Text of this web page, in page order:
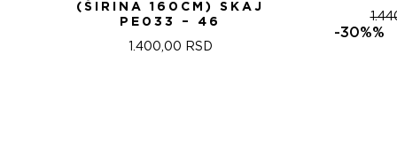
(ŠIRINA 160CM) SKAJ
PE033 – 46
1.400,00 RSD
-30%%